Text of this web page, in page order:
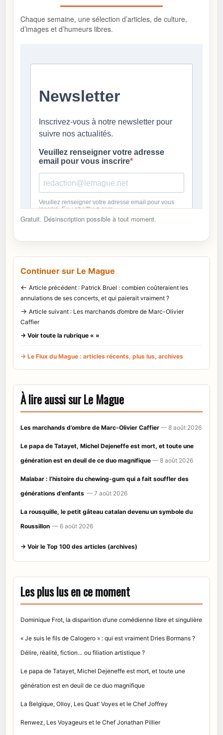
Chaque semaine, une sélection d’articles, de culture,
d’images et d’humeurs libres.
Gratuit. Désinscription possible à tout moment.
Continuer sur Le Mague
← Article précédent : Patrick Bruel : combien coûteraient les
annulations de ses concerts, et qui paierait vraiment ?
→ Article suivant : Les marchands d’ombre de Marc-Olivier
Caffier
→ Voir toute la rubrique « »
→ Le Flux du Mague : articles récents, plus lus, archives
À lire aussi sur Le Mague
Les marchands d’ombre de Marc-Olivier Caffier — 8 août 2026
Le papa de Tatayet, Michel Dejeneffe est mort, et toute une
génération est en deuil de ce duo magnifique — 8 août 2026
Malabar : l’histoire du chewing-gum qui a fait souffler des
générations d’enfants — 7 août 2026
La rousquille, le petit gâteau catalan devenu un symbole du
Roussillon — 6 août 2026
→ Voir le Top 100 des articles (archives)
Les plus lus en ce moment
Dominique Frot, la disparition d’une comédienne libre et singulière
« Je suis le fils de Calogero » : qui est vraiment Dries Bormans ?
Délire, réalité, fiction… ou filiation artistique ?
Le papa de Tatayet, Michel Dejeneffe est mort, et toute une
génération est en deuil de ce duo magnifique
La Belgique, Olloy, Les Quat’ Voyes et le Chef Joffrey
Renwez, Les Voyageurs et le Chef Jonathan Pillier